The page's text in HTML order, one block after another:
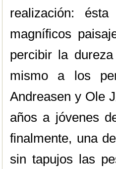
realización:
magníficos
percibir la
mismo a los
Andreasen y Ole
años a jóvenes
finalmente, una
sin tapujos las